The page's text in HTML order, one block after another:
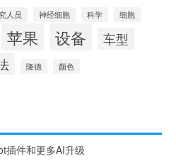
人员 神经细胞 科学 细胞
苹果 设备
车型
隆德 颜色
插件和更多AI升级